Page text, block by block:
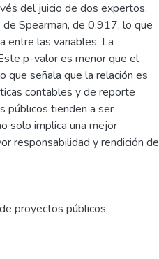
del juicio de dos expertos.
Spearman, de 0.917, lo que
entre las variables. La
p-valor es menor que el
que señala que la relación es
contables y de reporte
públicos tienden a ser
solo implica una mejor
responsabilidad y rendición de
proyectos públicos,